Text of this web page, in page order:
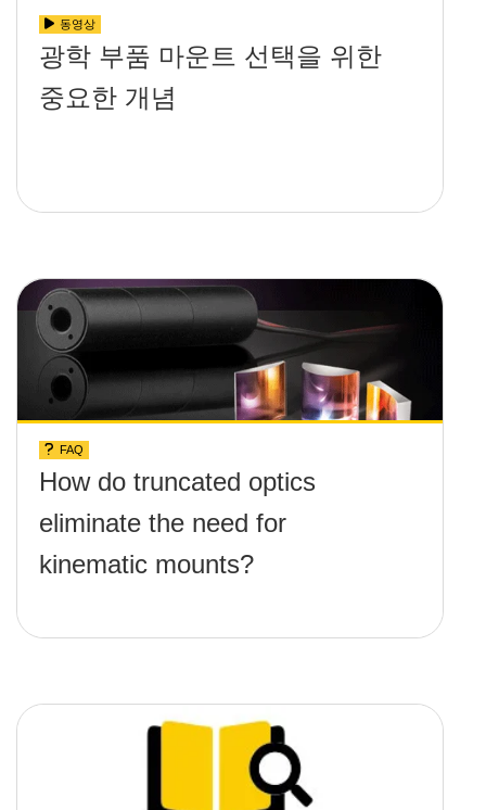
동영상
광학 부품 마운트 선택을 위한
중요한 개념
FAQ
How do truncated optics
eliminate the need for
kinematic mounts?